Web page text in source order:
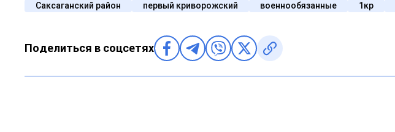
Саксаганский район первый криворожский военнообязанные 1кр
Поделиться в соцсетях